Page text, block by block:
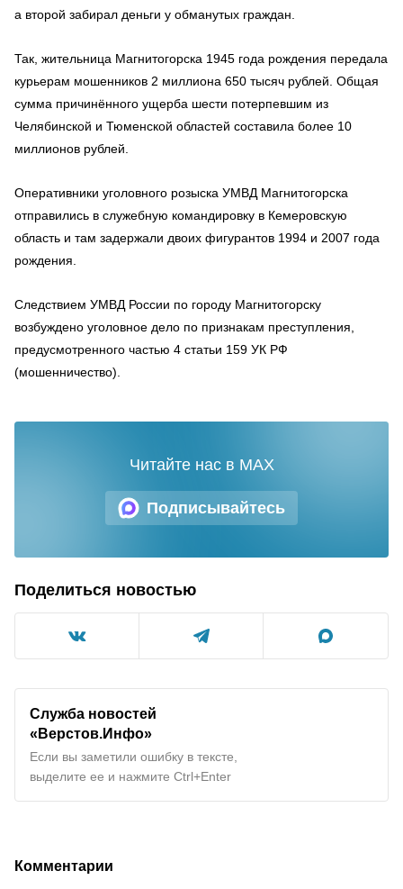
а второй забирал деньги у обманутых граждан.
Так, жительница Магнитогорска 1945 года рождения передала
курьерам мошенников 2 миллиона 650 тысяч рублей. Общая
сумма причинённого ущерба шести потерпевшим из
Челябинской и Тюменской областей составила более 10
миллионов рублей.
Оперативники уголовного розыска УМВД Магнитогорска
отправились в служебную командировку в Кемеровскую
область и там задержали двоих фигурантов 1994 и 2007 года
рождения.
Следствием УМВД России по городу Магнитогорску
возбуждено уголовное дело по признакам преступления,
предусмотренного частью 4 статьи 159 УК РФ
(мошенничество).
Подписывайтесь
Читайте нас в MAX
Поделиться новостью
Служба новостей
«Верстов.Инфо»
Если вы заметили ошибку в тексте,
выделите ее и нажмите Ctrl+Enter
Комментарии